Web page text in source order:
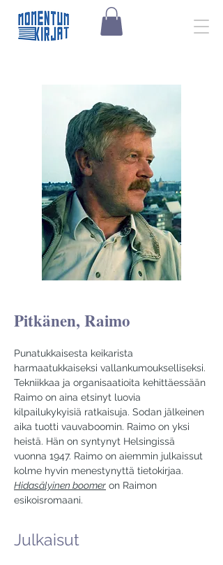
Pitkänen, Raimo
Punatukkaisesta keikarista
harmaatukkaiseksi vallankumoukselliseksi.
Tekniikkaa ja organisaatioita kehittäessään
Raimo on aina etsinyt luovia
kilpailukykyisiä ratkaisuja. Sodan jälkeinen
aika tuotti vauvaboomin. Raimo on yksi
heistä. Hän on syntynyt Helsingissä
vuonna 1947. Raimo on aiemmin julkaissut
kolme hyvin menestynyttä tietokirjaa.
Hidasälyinen boomer on Raimon
esikoisromaani.
Julkaisut